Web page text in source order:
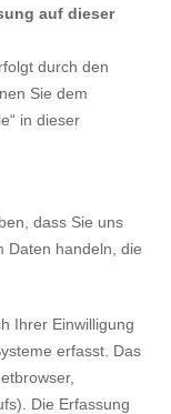
auf dieser
durch den
Sie dem
in dieser
dass Sie uns
Daten handeln, die
Ihrer Einwilligung
erfasst. Das
Die Erfassung